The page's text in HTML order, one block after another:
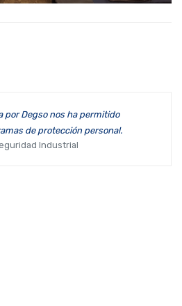
por Degso nos ha permitido
de protección personal.
Industrial